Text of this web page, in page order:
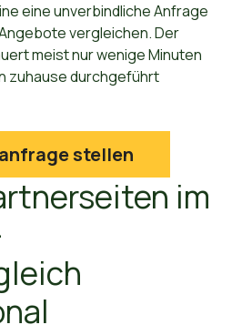
eine unverbindliche Anfrage
vergleichen. Der
meist nur wenige Minuten
zuhause durchgeführt
stellen
im